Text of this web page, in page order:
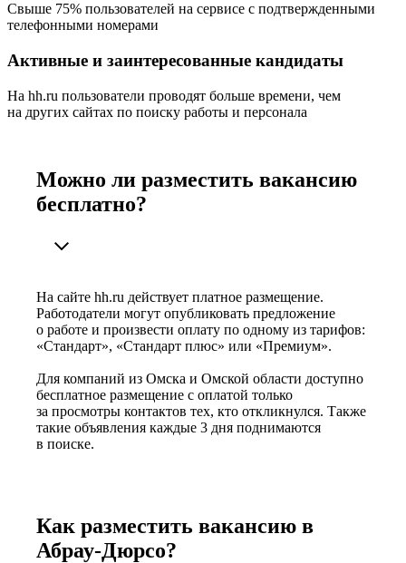
Свыше 75% пользователей на сервисе с подтвержденными
телефонными номерами
Активные и заинтересованные кандидаты
На hh.ru пользователи проводят больше времени, чем
на других сайтах по поиску работы и персонала
Можно ли разместить вакансию
бесплатно?
На сайте hh.ru действует платное размещение.
Работодатели могут опубликовать предложение
о работе и произвести оплату по одному из тарифов:
«Стандарт», «Стандарт плюс» или «Премиум».
Для компаний из Омска и Омской области доступно
бесплатное размещение с оплатой только
за просмотры контактов тех, кто откликнулся. Также
такие объявления каждые 3 дня поднимаются
в поиске.
Как разместить вакансию в
Абрау-Дюрсо?